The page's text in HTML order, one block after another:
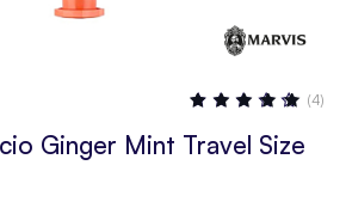
Ginger Mint Travel Size
Valutazione: (4)